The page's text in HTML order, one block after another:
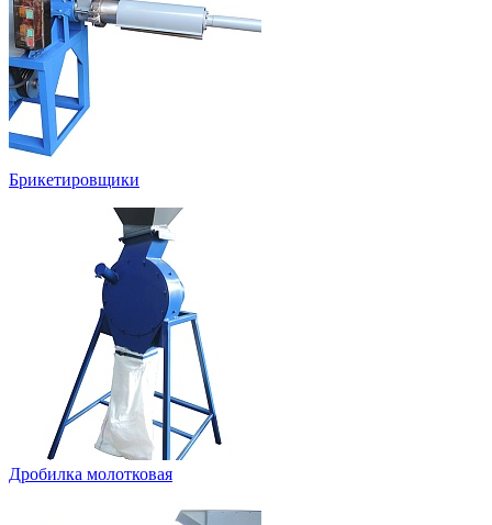
Брикетировщики
Дробилка молотковая